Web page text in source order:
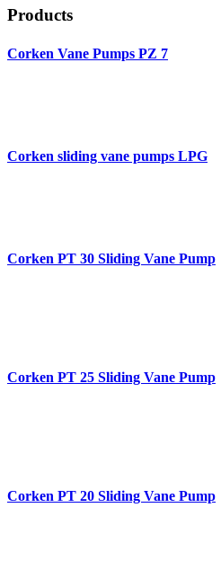
Products
Corken Vane Pumps PZ 7
Corken sliding vane pumps LPG
Corken PT 30 Sliding Vane Pump
Corken PT 25 Sliding Vane Pump
Corken PT 20 Sliding Vane Pump